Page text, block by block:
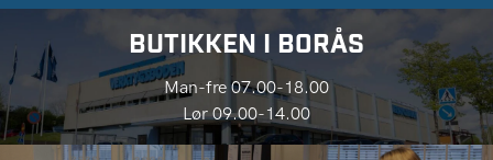
BUTIKKEN I BORÅS
Man-fre 07.00-18.00
Lør 09.00-14.00